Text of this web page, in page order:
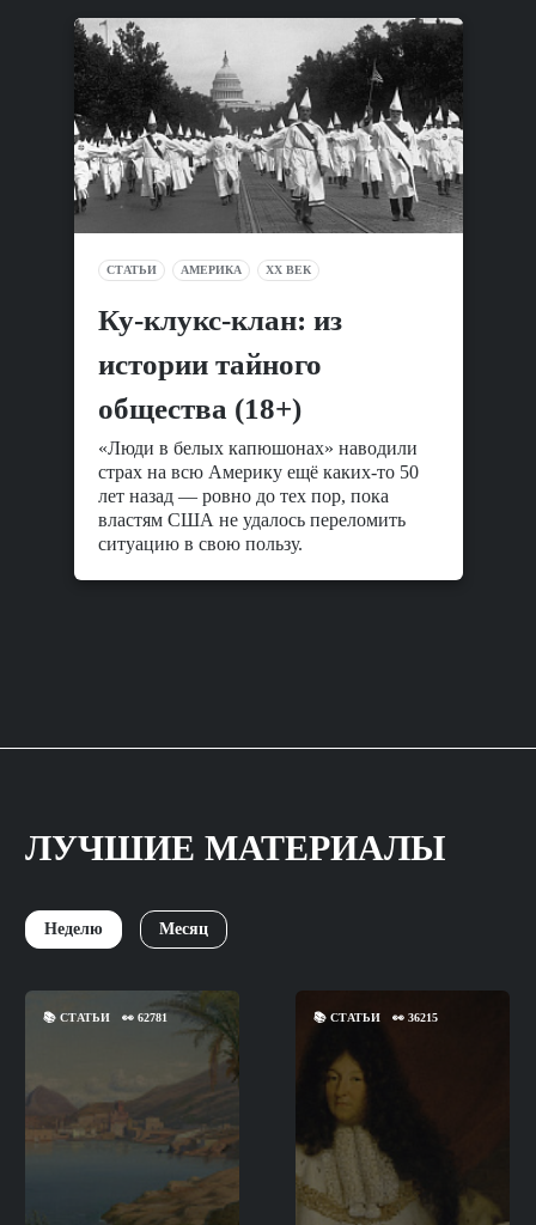
СТАТЬИ АМЕРИКА XX ВЕК
Ку-клукс-клан: из
истории тайного
общества (18+)
«Люди в белых капюшонах» наводили
страх на всю Америку ещё каких-то 50
лет назад — ровно до тех пор, пока
властям США не удалось переломить
ситуацию в свою пользу.
ЛУЧШИЕ МАТЕРИАЛЫ
Неделю Месяц
📚 СТАТЬИ 👀 62781 📚СТАТЬИ 👀36215